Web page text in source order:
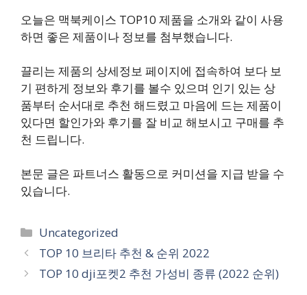
오늘은 맥북케이스 TOP10 제품을 소개와 같이 사용
하면 좋은 제품이나 정보를 첨부했습니다.
끌리는 제품의 상세정보 페이지에 접속하여 보다 보
기 편하게 정보와 후기를 볼수 있으며 인기 있는 상
품부터 순서대로 추천 해드렸고 마음에 드는 제품이
있다면 할인가와 후기를 잘 비교 해보시고 구매를 추
천 드립니다.
본문 글은 파트너스 활동으로 커미션을 지급 받을 수
있습니다.
카
테
리
Uncategorized
TOP 10 브리타 추천 & 순위 2022
TOP 10 dji포켓2 추천 가성비 종류 (2022 순위)